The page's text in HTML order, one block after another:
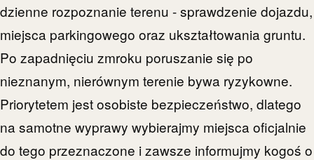
dzienne rozpoznanie terenu - sprawdzenie dojazdu,
miejsca parkingowego oraz ukształtowania gruntu.
Po zapadnięciu zmroku poruszanie się po
nieznanym, nierównym terenie bywa ryzykowne.
Priorytetem jest osobiste bezpieczeństwo, dlatego
na samotne wyprawy wybierajmy miejsca oficjalnie
do tego przeznaczone i zawsze informujmy kogoś o